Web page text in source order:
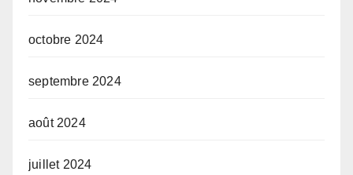
octobre 2024
septembre 2024
août 2024
juillet 2024